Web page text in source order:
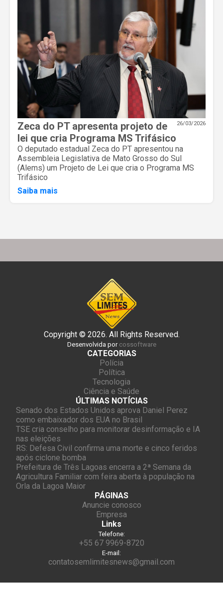
26/03/2026
Zeca do PT apresenta projeto de
lei que cria Programa MS Trifásico
O deputado estadual Zeca do PT apresentou na
Assembleia Legislativa de Mato Grosso do Sul
(Alems) um Projeto de Lei que cria o Programa MS
Trifásico
Saiba mais
Copyright © 2026. All Rights Reserved.
Desenvolvida por cossoftware
CATEGORIAS
Polícia
Política
Tecnologia
Ciência e Saúde
ÚLTIMAS NOTÍCIAS
Senado dos Estados Unidos aprova Daniel Perez
como embaixador dos EUA no Brasil
TSE cria conselho para monitorar desinformação e IA
nas eleições
RS: Defesa Civil confirma uma morte e cinco feridos
após ciclone bomba
Prefeitura de Três Lagoas encerra a 2ª Semana da
Agricultura Familiar com feira aberta à população na
Orla da Lagoa Maior
PÁGINAS
Anuncie conosco
Empresa
Links
Telefone:
+55 67 9969-8720
E-mail:
contatosemlimitesnews@gmail.com